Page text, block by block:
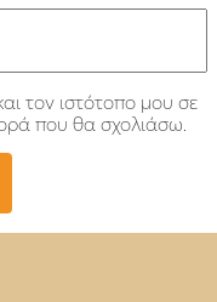
τον ιστότοπο μου σε
που θα σχολιάσω.